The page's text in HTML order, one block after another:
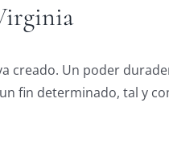
creado. Un poder
fin determinado, tal y